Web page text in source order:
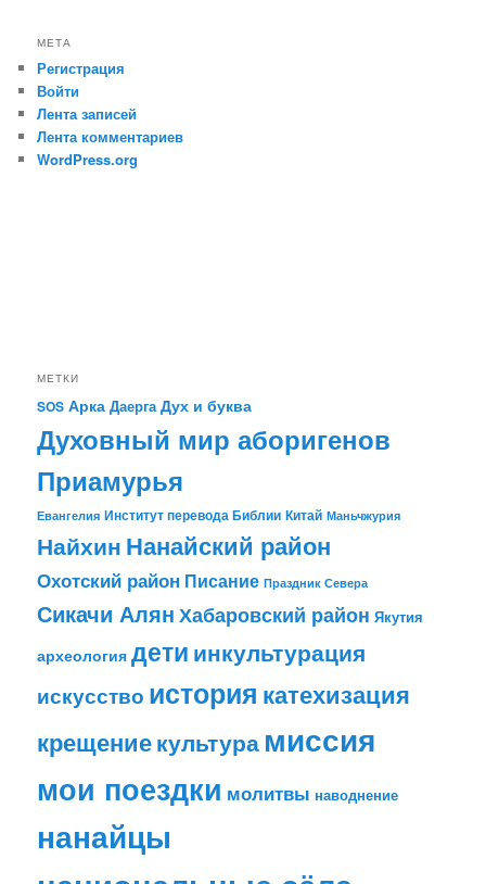
МЕТА
Регистрация
Войти
Лента записей
Лента комментариев
WordPress.org
МЕТКИ
SOS Арка Даерга Дух и буква
Духовный мир аборигенов
Приамурья
Евангелия Институт перевода Библии Китай Маньчжурия
Найхин Нанайский район
Охотский район Писание Праздник Севера
Сикачи АлянХабаровский район Якутия
археология детиинкультурация
искусство история катехизация
крещениекультура миссия
мои поездки молитвы наводнение
нанайцы